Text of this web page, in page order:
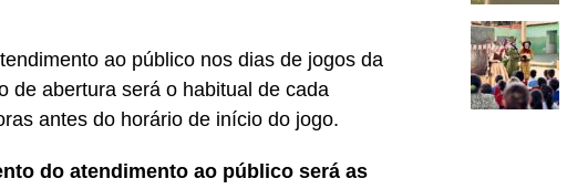
ao público nos dias de jogos da
de abertura será o habitual de cada
antes do horário de início do jogo.
do atendimento ao público será as